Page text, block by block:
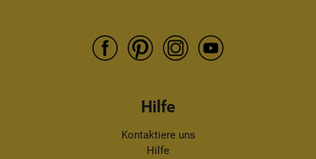
Hilfe
Kontaktiere uns
Hilfe